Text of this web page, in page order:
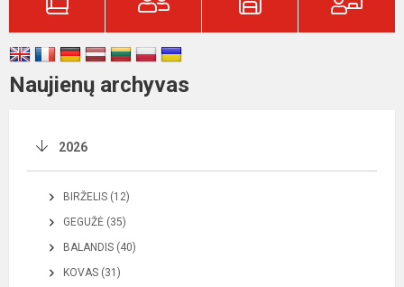
Naujienų archyvas
2026
BIRŽELIS (12)
GEGUŽĖ (35)
BALANDIS (40)
KOVAS (31)